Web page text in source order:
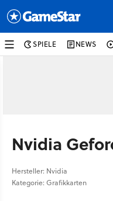
SPIELE NEWS
Nvidia
Hersteller: Nvidia
Kategorie: Grafikkarten